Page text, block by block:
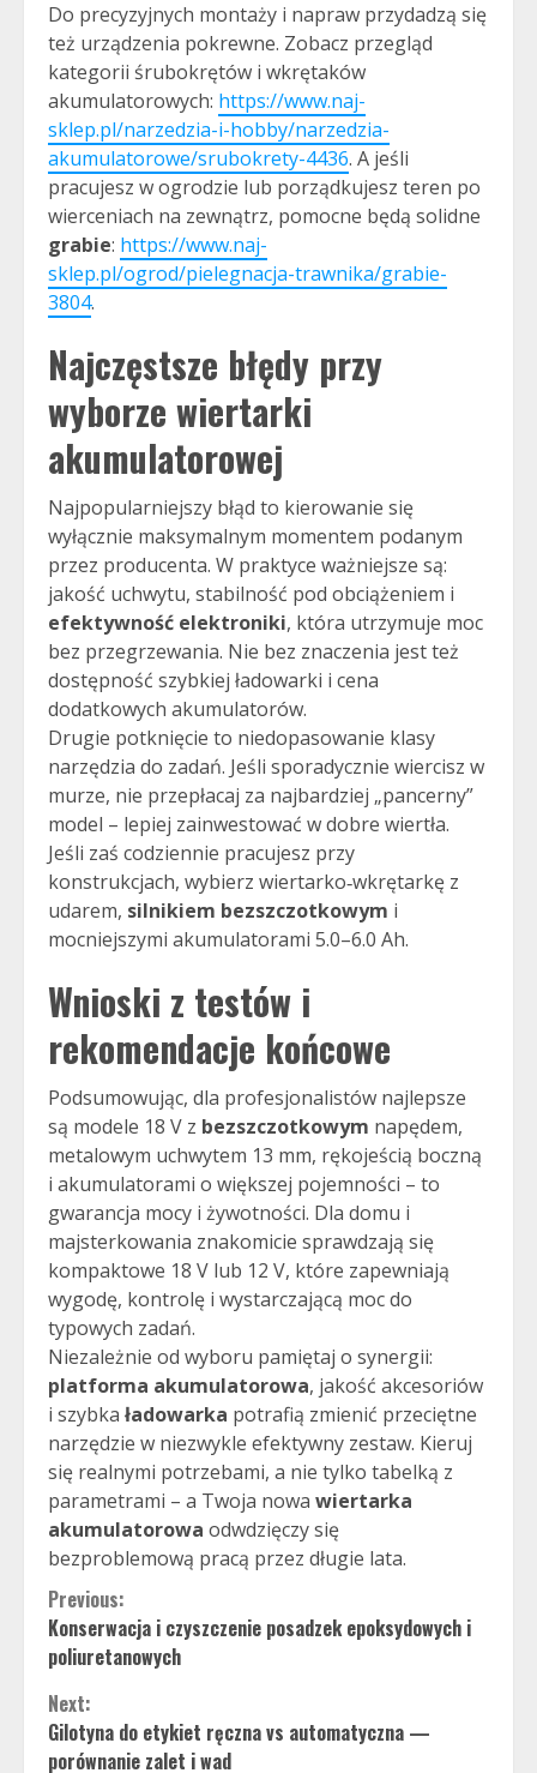
Do precyzyjnych montaży i napraw przydadzą się
też urządzenia pokrewne. Zobacz przegląd
kategorii śrubokrętów i wkrętaków
akumulatorowych: https://www.naj-
sklep.pl/narzedzia-i-hobby/narzedzia-
akumulatorowe/srubokrety-4436. A jeśli
pracujesz w ogrodzie lub porządkujesz teren po
wierceniach na zewnątrz, pomocne będą solidne
grabie: https://www.naj-
sklep.pl/ogrod/pielegnacja-trawnika/grabie-
3804.
Najczęstsze błędy przy
wyborze wiertarki
akumulatorowej
Najpopularniejszy błąd to kierowanie się
wyłącznie maksymalnym momentem podanym
przez producenta. W praktyce ważniejsze są:
jakość uchwytu, stabilność pod obciążeniem i
efektywność elektroniki, która utrzymuje moc
bez przegrzewania. Nie bez znaczenia jest też
dostępność szybkiej ładowarki i cena
dodatkowych akumulatorów.
Drugie potknięcie to niedopasowanie klasy
narzędzia do zadań. Jeśli sporadycznie wiercisz w
murze, nie przepłacaj za najbardziej „pancerny”
model – lepiej zainwestować w dobre wiertła.
Jeśli zaś codziennie pracujesz przy
konstrukcjach, wybierz wiertarko‑wkrętarkę z
udarem, silnikiem bezszczotkowym i
mocniejszymi akumulatorami 5.0–6.0 Ah.
Wnioski z testów i
rekomendacje końcowe
Podsumowując, dla profesjonalistów najlepsze
są modele 18 V z bezszczotkowym napędem,
metalowym uchwytem 13 mm, rękojeścią boczną
i akumulatorami o większej pojemności – to
gwarancja mocy i żywotności. Dla domu i
majsterkowania znakomicie sprawdzają się
kompaktowe 18 V lub 12 V, które zapewniają
wygodę, kontrolę i wystarczającą moc do
typowych zadań.
Niezależnie od wyboru pamiętaj o synergii:
platforma akumulatorowa, jakość akcesoriów
i szybka ładowarka potrafią zmienić przeciętne
narzędzie w niezwykle efektywny zestaw. Kieruj
się realnymi potrzebami, a nie tylko tabelką z
parametrami – a Twoja nowa wiertarka
akumulatorowa odwdzięczy się
bezproblemową pracą przez długie lata.
Continue
Reading
Previous:
Konserwacja i czyszczenie posadzek epoksydowych i
poliuretanowych
Next:
Gilotyna do etykiet ręczna vs automatyczna —
porównanie zalet i wad